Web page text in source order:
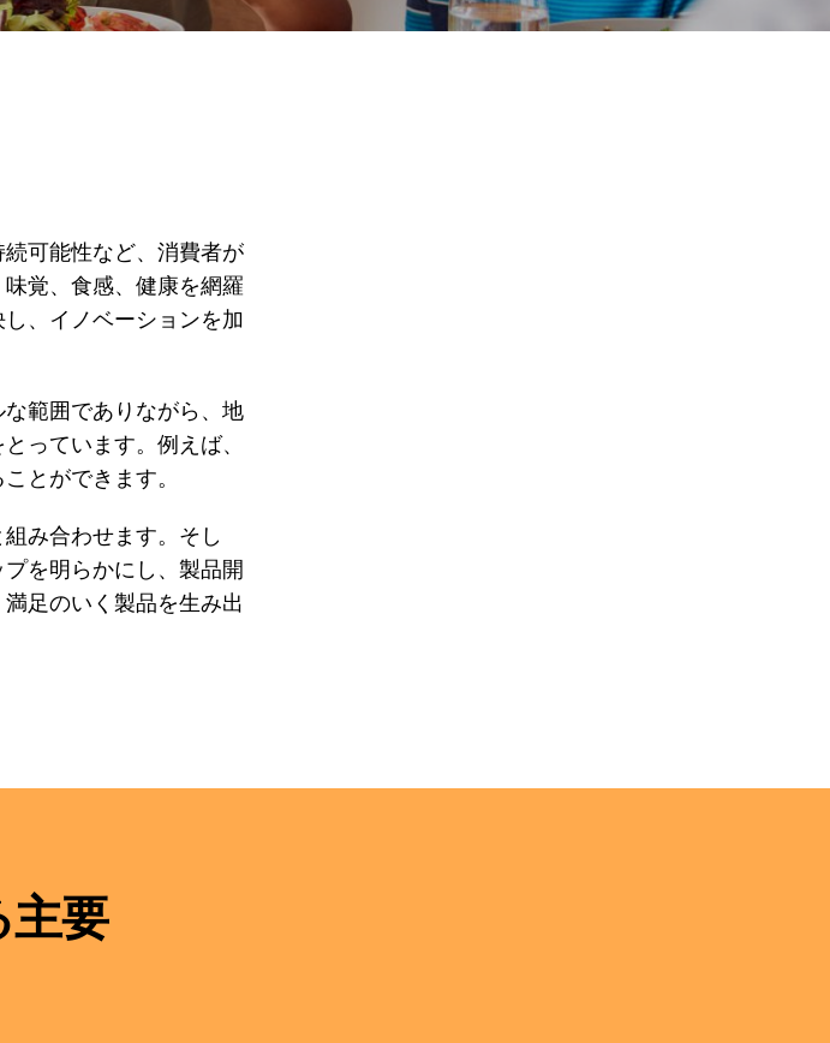
可能性など、消費者が
覚、食感、健康を網羅
、イノベーションを加
範囲でありながら、地
っています。例えば、
とができます。
み合わせます。そし
を明らかにし、製品開
足のいく製品を生み出
主要